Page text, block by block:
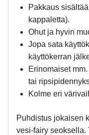
Pakkaus
kappaletta).
Ohut ja hyvin
Jopa sata
käyttökerran
Erinomaiset
tai
Kolme eri
Puhdistus jokaisen
vesi-fairy seoksella.